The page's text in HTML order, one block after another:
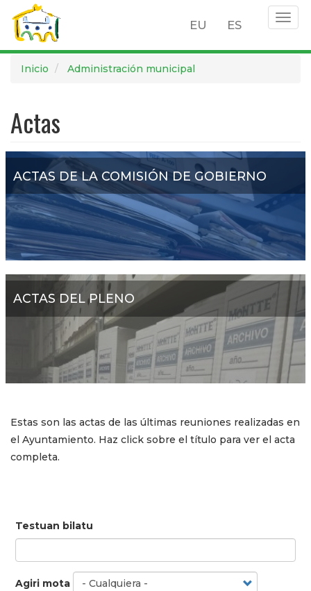
principal
EU ES
Inicio Administración municipal
Actas
ACTAS DE LA COMISIÓN DE GOBIERNO
ACTAS DEL PLENO
Estas son las actas de las últimas reuniones realizadas en
el Ayuntamiento. Haz click sobre el título para ver el acta
completa.
Testuan bilatu
Agiri mota